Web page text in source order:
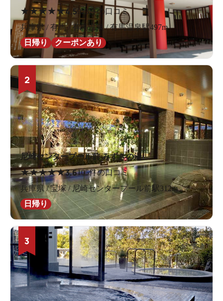
★ ★★★★4.5923件の口コミ
兵庫県 / 有馬 / 有馬温泉 / 有馬温泉駅497m
日帰り
クーポンあり
2
尼崎センタープール前 みずきの湯
★★★★★3.6105件の口コミ
兵庫県 / 宝塚 / 尼崎センタープール前駅312m
日帰り
3